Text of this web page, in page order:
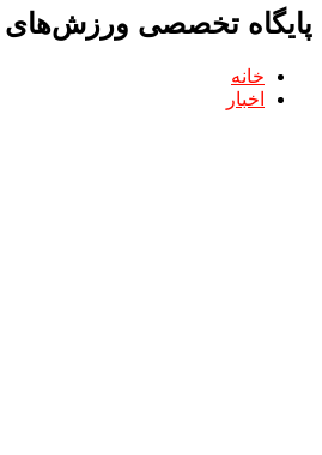
پایگاه تخصصی
خانه
اخبار